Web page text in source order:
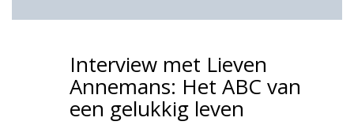
Interview met Lieven
Annemans: Het ABC van
een gelukkig leven